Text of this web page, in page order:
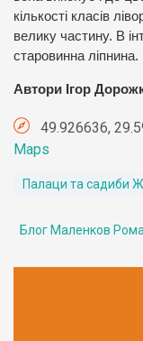
кількості класів
велику частину. В
старовинна ліпнина.
Автори Ігор
49.926636,
Maps
Палаци та садиби
Блог Маленков